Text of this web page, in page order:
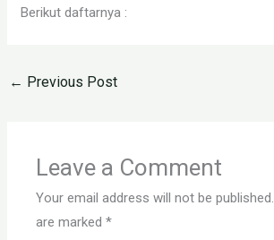
Berikut daftarnya :
← Previous Post
Leave a Comment
Your email address will not be published.
are marked*